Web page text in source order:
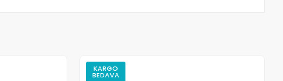
KARGO
BEDAVA